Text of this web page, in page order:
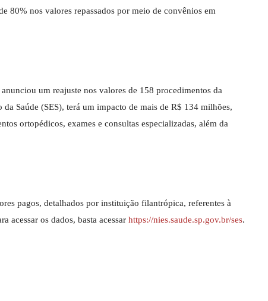
80% nos valores repassados por meio de convênios em
um reajuste nos valores de 158 procedimentos da
Saúde (SES), terá um impacto de mais de R$ 134 milhões,
ortopédicos, exames e consultas especializadas, além da
pagos, detalhados por instituição filantrópica, referentes à
acessar os dados, basta acessar https://nies.saude.sp.gov.br/ses.